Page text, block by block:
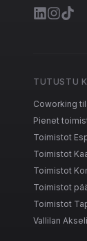
TUTUSTU
Coworking
Pienet
Toimistot
Toimistot
Toimistot
Toimistot
Toimistot
Vallilan